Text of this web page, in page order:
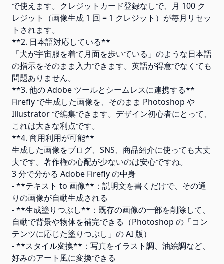
で使えます。クレジットカード登録なしで、月 100 ク
レジット（画像生成 1 回 = 1 クレジット）が毎月リセッ
トされます。
**2. 日本語対応している**
「犬が宇宙服を着て月面を歩いている」のような日本語
の指示をそのまま入力できます。英語が得意でなくても
問題ありません。
**3. 他の Adobe ツールとシームレスに連携する**
Firefly で生成した画像を、そのまま Photoshop や
Illustrator で編集できます。デザイン初心者にとって、
これは大きな利点です。
**4. 商用利用が可能**
生成した画像をブログ、SNS、商品紹介に使っても大丈
夫です。著作権の心配が少ないのは安心ですね。
3 分で分かる Adobe Firefly の中身
- **テキスト to 画像**：説明文を書くだけで、その通
りの画像が自動生成される
- **生成塗りつぶし**：既存の画像の一部を削除して、
自動で背景や物体を補完できる（Photoshop の「コン
テンツに応じた塗りつぶし」の AI 版）
- **スタイル変換**：写真をイラスト調、油絵調など、
好みのアート風に変換できる